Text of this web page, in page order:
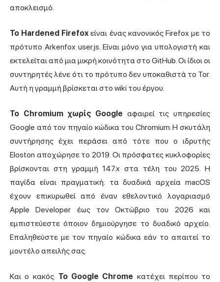
αποκλεισμό.
Το Hardened Firefox είναι ένας κανονικός Firefox με το
πρότυπο Arkenfox user.js. Είναι μόνο για υπολογιστή και
εκτελείται από μια μικρή κοινότητα στο GitHub. Οι ίδιοι οι
συντηρητές λένε ότι το πρότυπο δεν υποκαθιστά το Tor.
Αυτή η γραμμή βρίσκεται στο wiki του έργου.
Το Chromium χωρίς Google αφαιρεί τις υπηρεσίες
Google από τον πηγαίο κώδικα του Chromium. Η σκυτάλη
συντήρησης έχει περάσει από τότε που ο ιδρυτής
Eloston αποχώρησε το 2019. Οι πρόσφατες κυκλοφορίες
βρίσκονται στη γραμμή 147.x στα τέλη του 2025. Η
παγίδα είναι πραγματική: τα δυαδικά αρχεία macOS
έχουν επικυρωθεί από έναν εθελοντικό λογαριασμό
Apple Developer έως τον Οκτώβριο του 2026 και
εμπιστεύεστε όποιον δημιούργησε το δυαδικό αρχείο.
Επαληθεύστε με τον πηγαίο κώδικα εάν το απαιτεί το
μοντέλο απειλής σας.
Και ο κακός. Το Google Chrome κατέχει περίπου το